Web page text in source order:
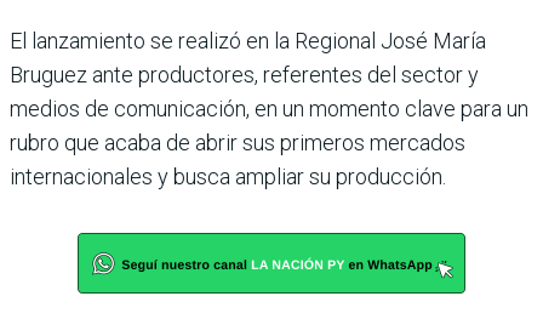
El lanzamiento se realizó en la Regional José María
Bruguez ante producto­res, referentes del sector y
medios de comunicación, en un momento clave para un
rubro que acaba de abrir sus primeros mercados
interna­cionales y busca ampliar su producción.